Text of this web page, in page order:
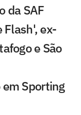
da SAF
Flash', ex-
e São
Sporting